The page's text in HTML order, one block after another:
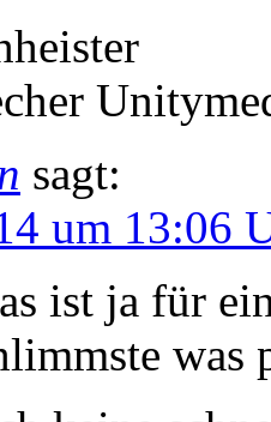
sagt:
um 13:06
ist ja für
was